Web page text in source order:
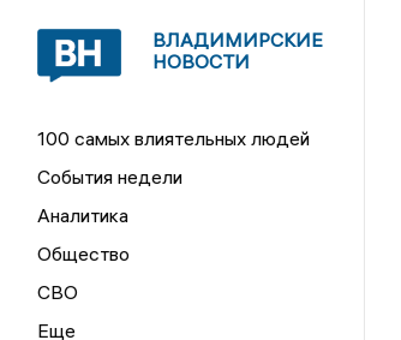
ВЛАДИМИРСКИЕ
НОВОСТИ
100 самых влиятельных людей
События недели
Аналитика
Общество
СВО